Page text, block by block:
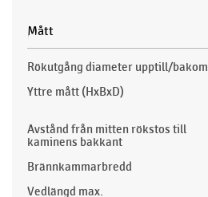
Mått
Rökutgång diameter upptill/bakom
Yttre mått (HxBxD)
Avstånd från mitten rökstos till
kaminens bakkant
Brännkammarbredd
Vedlängd max.